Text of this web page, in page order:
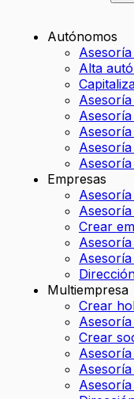
Autónomos
Alta
Empresas
Crear
Multiempresa
Crear
Crear